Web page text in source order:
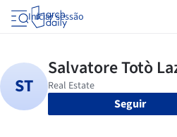
Iniciar sessão
Seguir